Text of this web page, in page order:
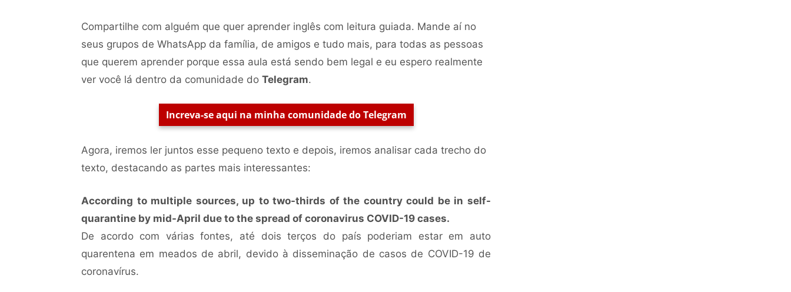
Compartilhe com alguém que quer aprender inglês com leitura guiada. Mande aí no
seus grupos de WhatsApp da família, de amigos e tudo mais, para todas as pessoas
que querem aprender porque essa aula está sendo bem legal e eu espero realmente
ver você lá dentro da comunidade do Telegram.
Increva-se aqui na minha comunidade do Telegram
Agora, iremos ler juntos esse pequeno texto e depois, iremos analisar cada trecho do
texto, destacando as partes mais interessantes:
According to multiple sources, up to two-thirds of the country could be in self-
quarantine by mid-April due to the spread of coronavirus COVID-19 cases.
De acordo com várias fontes, até dois terços do país poderiam estar em auto
quarentena em meados de abril, devido à disseminação de casos de COVID-19 de
coronavírus.